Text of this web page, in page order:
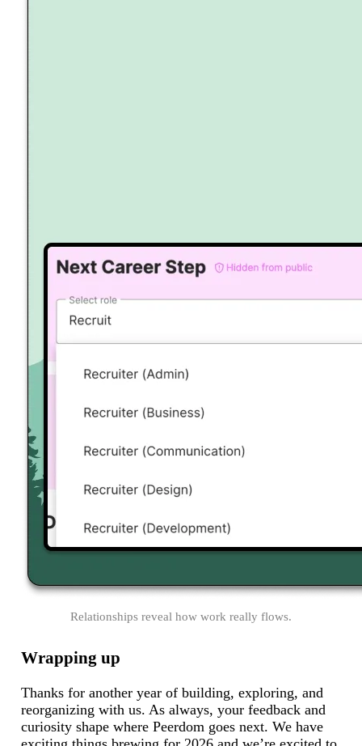
Relationships reveal how work really flows.
Wrapping up
Thanks for another year of building, exploring, and
reorganizing with us. As always, your feedback and
curiosity shape where Peerdom goes next. We have